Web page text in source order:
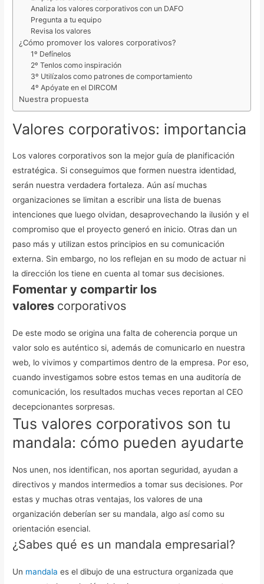
Analiza los valores corporativos con un DAFO
Pregunta a tu equipo
Revisa los valores
¿Cómo promover los valores corporativos?
1º Defínelos
2º Tenlos como inspiración
3º Utilízalos como patrones de comportamiento
4º Apóyate en el DIRCOM
Nuestra propuesta
Valores corporativos: importancia
Los valores corporativos son la mejor guía de planificación
estratégica. Si conseguimos que formen nuestra identidad,
serán nuestra verdadera fortaleza.Aún así muchas
organizaciones se limitan a escribir una lista de buenas
intenciones que luego olvidan, desaprovechando la ilusión y el
compromiso que el proyecto generó en inicio. Otras dan un
paso más y utilizan estos principios en su comunicación
externa. Sin embargo, no los reflejan en su modo de actuar ni
la dirección los tiene en cuenta al tomar sus decisiones.
Fomentar y compartir los
valores corporativos
De este modo se origina una falta de coherencia porque un
valor solo es auténtico si, además de comunicarlo en nuestra
web, lo vivimos y compartimos dentro de la empresa. Por eso,
cuando investigamos sobre estos temas en una auditoría de
comunicación, los resultados muchas veces reportan al CEO
decepcionantes sorpresas.
Tus valores corporativos son tu
mandala: cómo pueden ayudarte
Nos unen, nos identifican, nos aportan seguridad, ayudan a
directivos y mandos intermedios a tomar sus decisiones. Por
estas y muchas otras ventajas, los valores de una
organización deberían ser su mandala, algo así como su
orientación esencial.
¿Sabes qué es un mandala empresarial?
Un mandala es el dibujo de una estructura organizada que